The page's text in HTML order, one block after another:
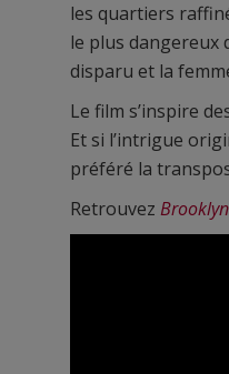
les quartiers
le plus dangereux
disparu et la
Le film s’inspire
Et si l’intrigue
préféré la
Retrouvez